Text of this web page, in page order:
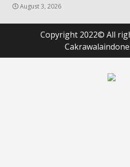
August 3, 2026
Copyright 2022© All